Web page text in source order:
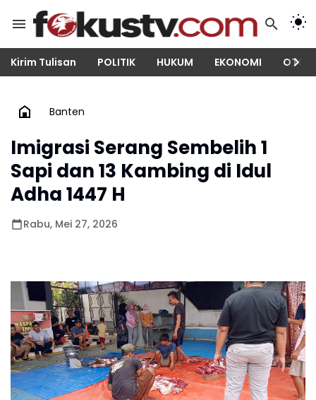
Kirim Tulisan POLITIK HUKUM EKONOMI
Banten
Imigrasi Serang Sembelih 1
Sapi dan 13 Kambing di Idul
Adha 1447 H
Rabu, Mei 27, 2026